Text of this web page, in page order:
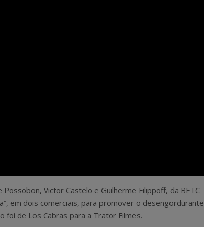
Victor Castelo e Guilherme Filippoff, da BETC
em dois comerciais, para promover o desengordurante
foi de Los Cabras para a Trator Filmes.